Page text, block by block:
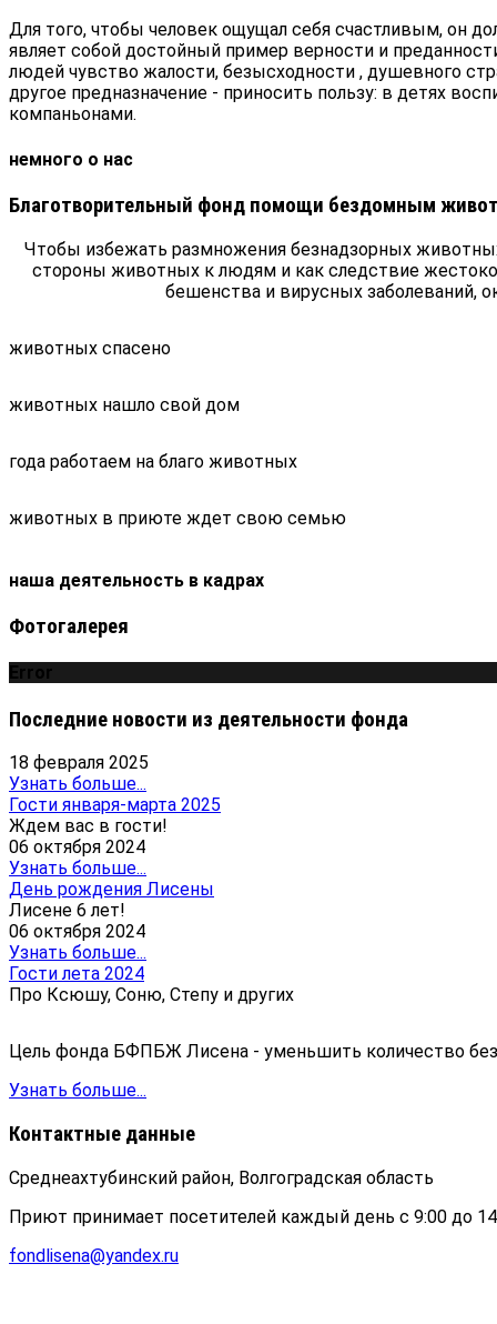
Для того, чтобы человек ощущал себя счастливым, он
являет собой достойный пример верности и
людей чувство жалости, безысходности , душевного
другое предназначение - приносить пользу: в детях
компаньонами.
немного о нас
Благотворительный фонд помощи бездомным
Чтобы избежать размножения безнадзорных
стороны животных к людям и как следствие
бешенства и вирусных заболеваний,
животных спасено
животных нашло свой дом
года работаем на благо животных
животных в приюте ждет свою семью
наша деятельность в кадрах
Фотогалерея
Error
Последние новости из деятельности фонда
18 февраля 2025
Узнать больше...
Гости января-марта 2025
Ждем вас в гости!
06 октября 2024
Узнать больше...
День рождения Лисены
Лисене 6 лет!
06 октября 2024
Узнать больше...
Гости лета 2024
Про Ксюшу, Соню, Степу и других
Цель фонда БФПБЖ Лисена - уменьшить количество
Узнать больше...
Контактные данные
Среднеахтубинский район, Волгоградская область
Приют принимает посетителей каждый день с 9:00 до
fondlisena@yandex.ru